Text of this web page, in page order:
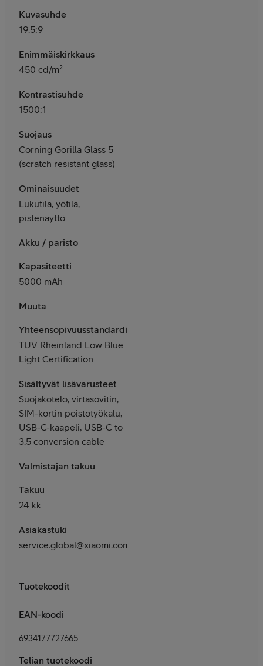
Kuvasuhde
19.5:9
Enimmäiskirkkaus
450 cd/m²
Kontrastisuhde
1500:1
Suojaus
Corning Gorilla Glass 5
(scratch resistant glass)
Ominaisuudet
Lukutila, yötila,
pistenäyttö
Akku / paristo
Kapasiteetti
5000 mAh
Muuta
Yhteensopivuusstandardit
TUV Rheinland Low Blue
Light Certification
Sisältyvät lisävarusteet
Suojakotelo, virtasovitin,
SIM-kortin poistotyökalu,
USB-C-kaapeli, USB-C to
3.5 conversion cable
Valmistajan takuu
Takuu
24 kk
Asiakastuki
service.global@xiaomi.com
Tuotekoodit
EAN-koodi
6934177727665
Telian tuotekoodi